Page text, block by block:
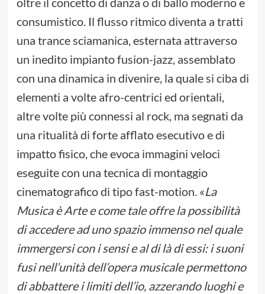
consumistico. Il flusso ritmico diventa a tratti
una trance sciamanica, esternata attraverso
un inedito impianto fusion-jazz, assemblato
con una dinamica in divenire, la quale si ciba di
elementi a volte afro-centrici ed orientali,
altre volte più connessi al rock, ma segnati da
una ritualità di forte afflato esecutivo e di
impatto fisico, che evoca immagini veloci
eseguite con una tecnica di montaggio
cinematografico di tipo fast-motion. «La
Musica è Arte e come tale offre la possibilità
di accedere ad uno spazio immenso nel quale
immergersi con i sensi e al di là di essi: i suoni
fusi nell’unità dell’opera musicale permettono
di abbattere i limiti dell’io, azzerando luoghi e